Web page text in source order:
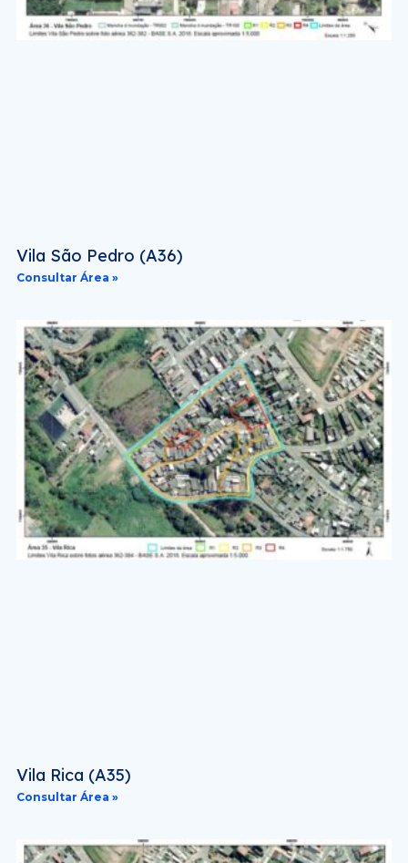
Vila São Pedro (A36)
Consultar Área »
Vila Rica (A35)
Consultar Área »